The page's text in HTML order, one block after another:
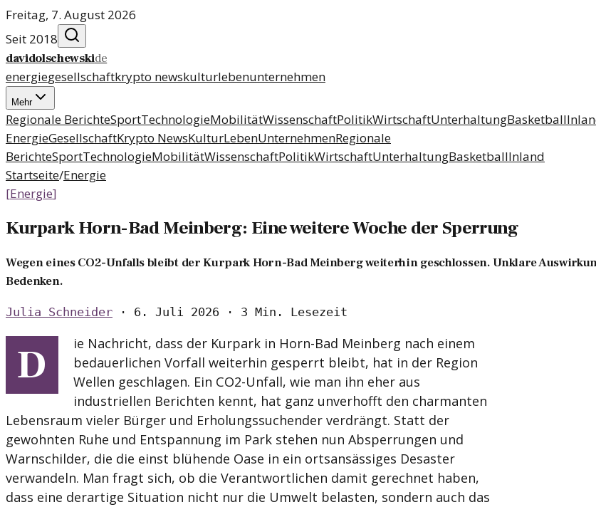
Freitag, 7. August 2026
Seit 2018
davidolschewskide
energiegesellschaftkrypto newskulturlebenunternehmen
Mehr
Regionale BerichteSportTechnologieMobilitätWissenschaftPolitikWirtschaftUnterhaltungBasketball
EnergieGesellschaftKrypto NewsKulturLebenUnternehmenRegionale
BerichteSportTechnologieMobilitätWissenschaftPolitikWirtschaftUnterhaltungBasketballInland
Startseite/Energie
[Energie]
Kurpark Horn-Bad Meinberg: Eine weitere Woche der Sperrung
Wegen eines CO2-Unfalls bleibt der Kurpark Horn-Bad Meinberg weiterhin geschlossen. Unklare
Bedenken.
Julia Schneider · 6. Juli 2026 · 3 Min. Lesezeit
D
ie Nachricht, dass der Kurpark in Horn-Bad Meinberg nach einem
bedauerlichen Vorfall weiterhin gesperrt bleibt, hat in der Region
Wellen geschlagen. Ein CO2-Unfall, wie man ihn eher aus
industriellen Berichten kennt, hat ganz unverhofft den charmanten
Lebensraum vieler Bürger und Erholungssuchender verdrängt. Statt der
gewohnten Ruhe und Entspannung im Park stehen nun Absperrungen und
Warnschilder, die die einst blühende Oase in ein ortsansässiges Desaster
verwandeln. Man fragt sich, ob die Verantwortlichen damit gerechnet haben,
dass eine derartige Situation nicht nur die Umwelt belasten, sondern auch das